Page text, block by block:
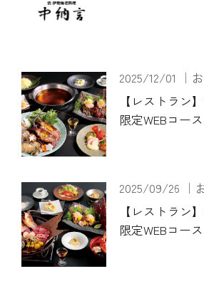
2025/12/01 ｜
【レストラン
限定WEBコース
2025/09/26 ｜
【レストラン
限定WEBコース